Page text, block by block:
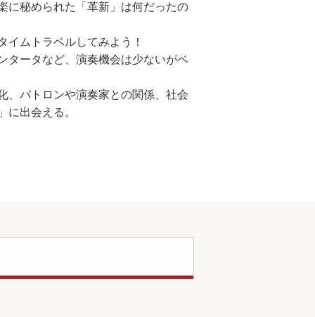
に秘められた「革新」は何だったの
ムトラベルしてみよう！
タータなど、演奏機会は少ないがベ
、パトロンや演奏家との関係、社会
出会える。